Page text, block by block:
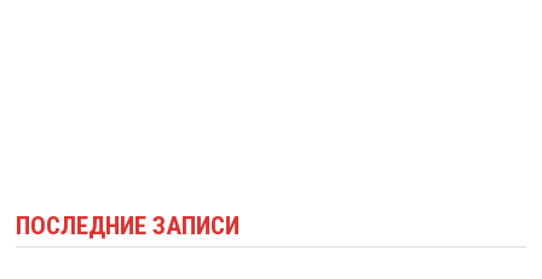
ПОСЛЕДНИЕ ЗАПИСИ